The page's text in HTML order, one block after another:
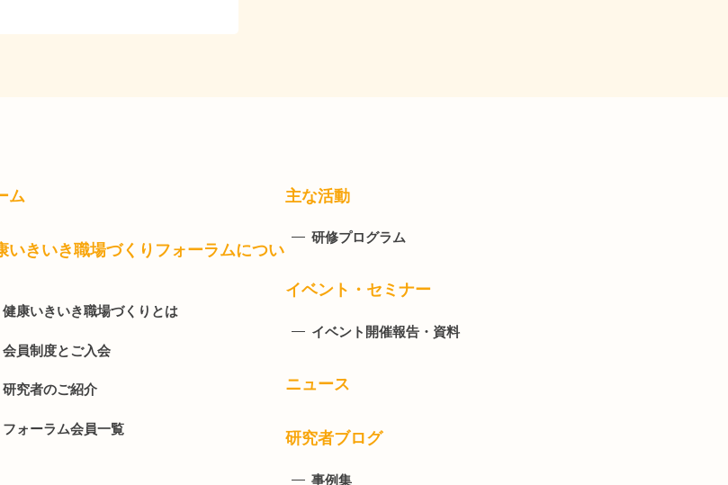
ム
いきいき職場づくりフォーラムについ
健康いきいき職場づくりとは
会員制度とご入会
研究者のご紹介
フォーラム会員一覧
主な活動
研修プログラム
イベント・セミナー
イベント開催報告・資料
ニュース
研究者ブログ
事例集